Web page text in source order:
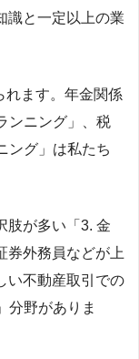
識と一定以上の業
れます。年金関係
ンニング」、税
ング」は私たち
肢が多い「3. 金
券外務員などが上
い不動産取引での
分野がありま